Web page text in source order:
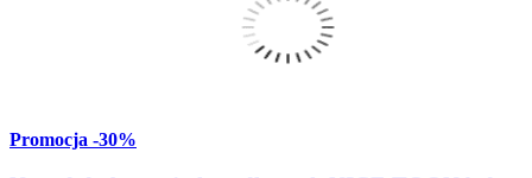
Promocja -30%